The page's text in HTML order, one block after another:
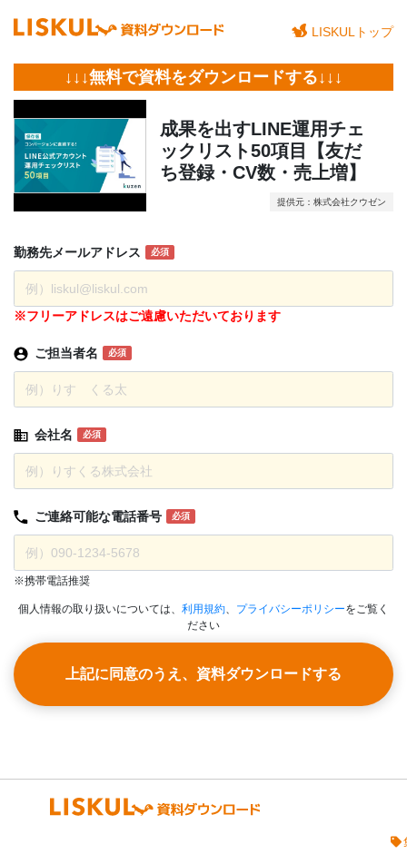
LISKULトップ
↓↓↓無料で資料をダウンロードする↓↓↓
成果を出すLINE運用チェ
ックリスト50項目【友だ
ち登録・CV数・売上増】
提供元：株式会社クウゼン
勤務先メールアドレス 必須
※フリーアドレスはご遠慮いただいております
ご担当者名 必須
会社名 必須
ご連絡可能な電話番号 必須
※携帯電話推奨
個人情報の取り扱いについては、 利用規約、 プライバシーポリシーをご覧く
ださい
上記に同意のうえ、資料ダウンロードする